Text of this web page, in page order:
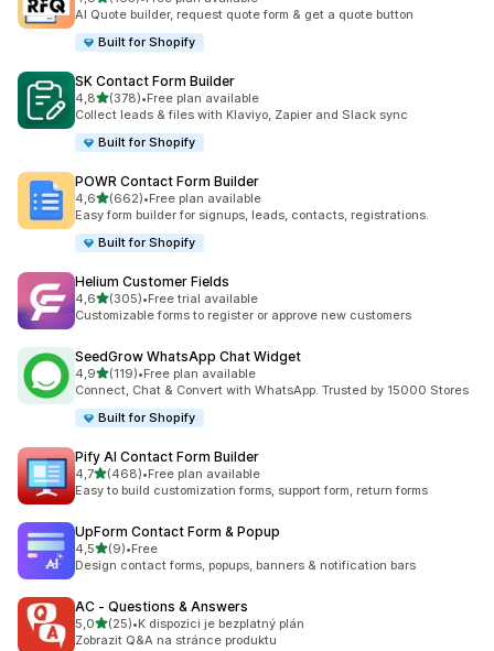
Celkový počet recenzí: 185
AI Quote builder, request quote form & get a quote button
Built for Shopify
SK Contact Form Builder
4,8z 5 hvězd
(378)
Celkový počet recenzí: 378
•Free plan available
Collect leads & files with Klaviyo, Zapier and Slack sync
Built for Shopify
POWR Contact Form Builder
4,6z 5 hvězd
(662)
Celkový počet recenzí: 662
•Free plan available
Easy form builder for signups, leads, contacts, registrations.
Built for Shopify
Helium Customer Fields
4,6z 5 hvězd
(305)
Celkový počet recenzí: 305
•Free trial available
Customizable forms to register or approve new customers
SeedGrow WhatsApp Chat Widget
4,9z 5 hvězd
(119)
Celkový počet recenzí: 119
•Free plan available
Connect, Chat & Convert with WhatsApp. Trusted by 15000 Stores
Built for Shopify
Pify AI Contact Form Builder
4,7z 5 hvězd
(468)
Celkový počet recenzí: 468
•Free plan available
Easy to build customization forms, support form, return forms
UpForm Contact Form & Popup
4,5z 5 hvězd
(9)
Celkový počet recenzí: 9
•Free
Design contact forms, popups, banners & notification bars
AC ‑ Questions & Answers
5,0z 5 hvězd
(25)
Celkový počet recenzí: 25
•K dispozici je bezplatný plán
Zobrazit Q&A na stránce produktu